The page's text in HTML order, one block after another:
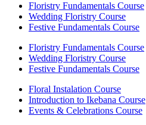
Floristry Fundamentals Course
Wedding Floristry Course
Festive Fundamentals Course
Floristry Fundamentals Course
Wedding Floristry Course
Festive Fundamentals Course
Floral Instalation Course
Introduction to Ikebana Course
Events & Celebrations Course